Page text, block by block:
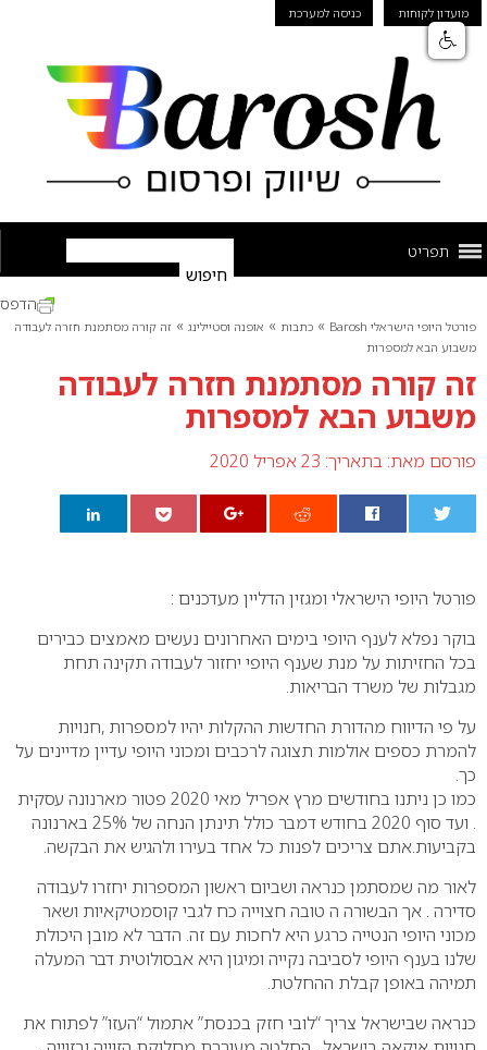
מועדון לקוחות כניסה למערכת
תפריט
פורטל היופי הישראלי Barosh » כתבות » אופנה וסטיילינג » זה קורה מסתמנת חזרה לעבודה
משבוע הבא למספרות
זה קורה מסתמנת חזרה לעבודה
משבוע הבא למספרות
פורסם מאת: בתאריך: 23 אפריל 2020
הדפס
פורטל היופי הישראלי ומגזין הדליין מעדכנים :
בוקר נפלא לענף היופי בימים האחרונים נעשים מאמצים כבירים
בכל החזיתות על מנת שענף היופי יחזור לעבודה תקינה תחת
מגבלות של משרד הבריאות.
על פי הדיווח מהדורת החדשות ההקלות יהיו למספרות ,חנויות
להמרת כספים אולמות תצוגה לרכבים ומכוני היופי עדיין מדיינים על
כך.
כמו כן ניתנו בחודשים מרץ אפריל מאי 2020 פטור מארנונה עסקית
. ועד סוף 2020 בחודש דמבר כולל תינתן הנחה של 25% בארנונה
בקביעות.אתם צריכים לפנות כל אחד בעירו ולהגיש את הבקשה.
לאור מה שמסתמן כנראה ושביום ראשון המספרות יחזרו לעבודה
סדירה . אך הבשורה ה טובה חצוייה כח לגבי קוסמטיקאיות ושאר
מכוני היופי הנטייה כרגע היא לחכות עם זה. הדבר לא מובן היכולת
שלנו בענף היופי לסביבה נקייה ומיגון היא אבסולוטית דבר המעלה
תמיהה באופן קבלת ההחלטת.
כנראה שבישראל צריך “לובי חזק בכנסת” אתמול “העזו” לפתוח את